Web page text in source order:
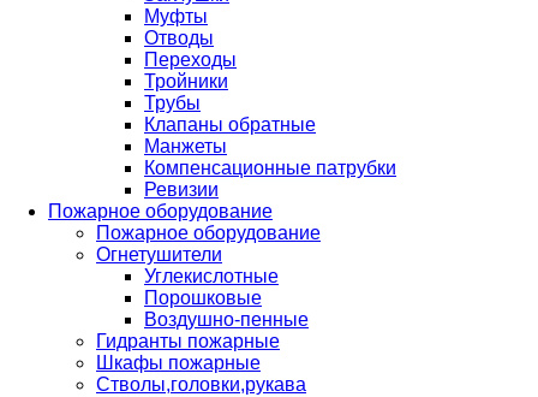
Муфты
Отводы
Переходы
Тройники
Трубы
Клапаны обратные
Манжеты
Компенсационные патрубки
Ревизии
Пожарное оборудование
Пожарное оборудование
Огнетушители
Углекислотные
Порошковые
Воздушно-пенные
Гидранты пожарные
Шкафы пожарные
Стволы,головки,рукава